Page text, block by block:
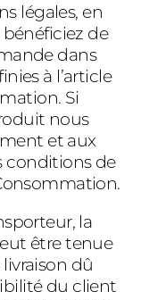
légales, en
bénéficiez de
dans
à l’article
Si
nous
et aux
conditions de
la
être tenue
dû
du client